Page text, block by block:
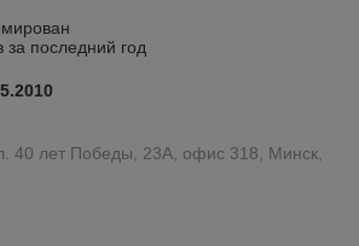
последний год
40 лет Победы, 23А, офис 318, Минск,